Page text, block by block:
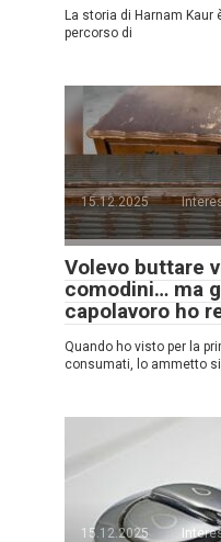
La storia di Harnam Kaur
percorso di
15.12.2025
Volevo buttare
comodini… ma
capolavoro ho
Quando ho visto per la
consumati, lo ammetto
15.12.2025